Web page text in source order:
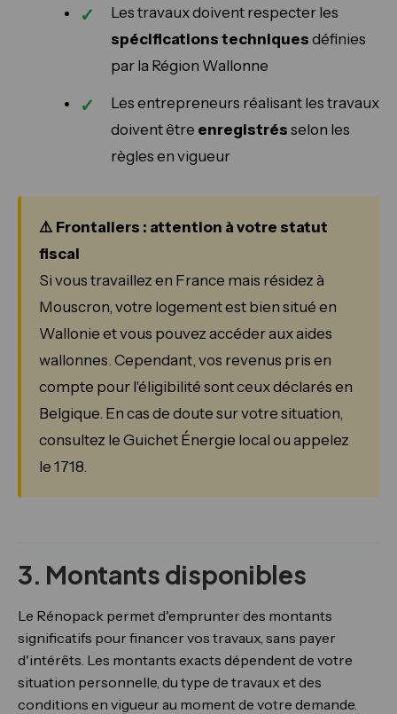
Les travaux doivent respecter les
spécifications techniques définies
par la Région Wallonne
Les entrepreneurs réalisant les travaux
doivent être enregistrés selon les
règles en vigueur
⚠️ Frontaliers : attention à votre statut
fiscal
Si vous travaillez en France mais résidez à
Mouscron, votre logement est bien situé en
Wallonie et vous pouvez accéder aux aides
wallonnes. Cependant, vos revenus pris en
compte pour l'éligibilité sont ceux déclarés en
Belgique. En cas de doute sur votre situation,
consultez le Guichet Énergie local ou appelez
le 1718.
3. Montants disponibles
Le Rénopack permet d'emprunter des montants
significatifs pour financer vos travaux, sans payer
d'intérêts. Les montants exacts dépendent de votre
situation personnelle, du type de travaux et des
conditions en vigueur au moment de votre demande.